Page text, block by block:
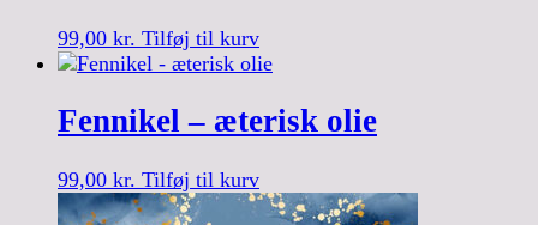
99,00 kr. Tilføj til kurv
Fennikel – æterisk olie
99,00 kr. Tilføj til kurv